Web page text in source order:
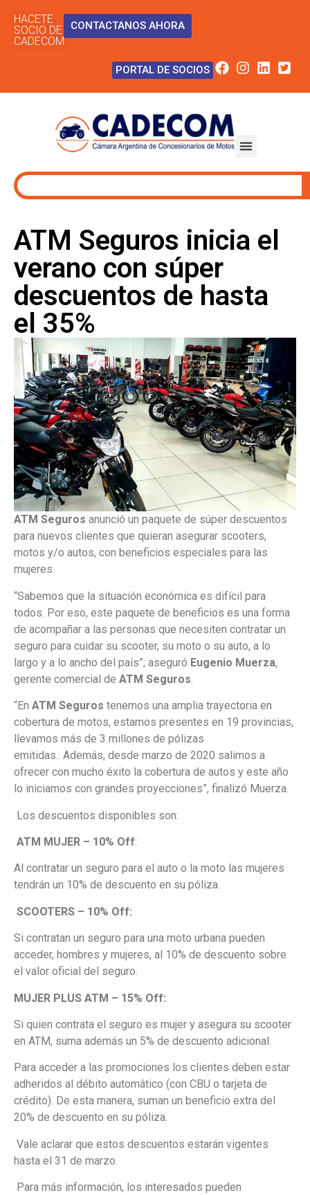
HACETE
SOCIO DE
CADECOM
CONTACTANOS AHORA
PORTAL DE SOCIOS
ATM Seguros inicia el
verano con súper
descuentos de hasta
el 35%
ATM Seguros anunció un paquete de súper descuentos
para nuevos clientes que quieran asegurar scooters,
motos y/o autos, con beneficios especiales para las
mujeres.
“Sabemos que la situación económica es difícil para
todos. Por eso, este paquete de beneficios es una forma
de acompañar a las personas que necesiten contratar un
seguro para cuidar su scooter, su moto o su auto, a lo
largo y a lo ancho del país”; aseguró Eugenio Muerza,
gerente comercial de ATM Seguros.
“En ATM Seguros tenemos una amplia trayectoria en
cobertura de motos, estamos presentes en 19 provincias,
llevamos más de 3 millones de pólizas
emitidas.. Además, desde marzo de 2020 salimos a
ofrecer con mucho éxito la cobertura de autos y este año
lo iniciamos con grandes proyecciones”, finalizó Muerza.
Los descuentos disponibles son:
ATM MUJER – 10% Off:
Al contratar un seguro para el auto o la moto las mujeres
tendrán un 10% de descuento en su póliza.
SCOOTERS – 10% Off:
Si contratan un seguro para una moto urbana pueden
acceder, hombres y mujeres, al 10% de descuento sobre
el valor oficial del seguro.
MUJER PLUS ATM – 15% Off:
Si quien contrata el seguro es mujer y asegura su scooter
en ATM, suma además un 5% de descuento adicional.
Para acceder a las promociones los clientes deben estar
adheridos al débito automático (con CBU o tarjeta de
crédito). De esta manera, suman un beneficio extra del
20% de descuento en su póliza.
Vale aclarar que estos descuentos estarán vigentes
hasta el 31 de marzo.
Para más información, los interesados pueden